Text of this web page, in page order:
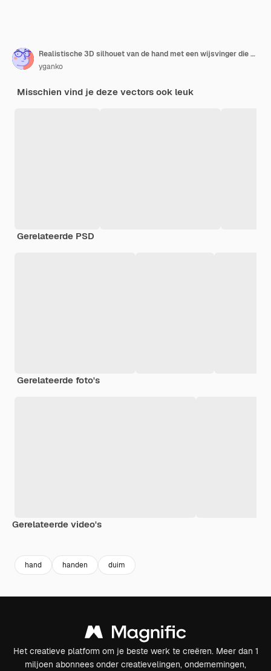
Realistische 3D silhouet van de hand met een wijsvinger die aangeeft duwen
yganko
Misschien vind je deze vectors ook leuk
Gerelateerde PSD
Gerelateerde foto's
Gerelateerde video's
hand handen duim
Het creatieve platform om je beste werk te creëren. Meer dan 1
miljoen abonnees onder creatievelingen, ondernemingen,